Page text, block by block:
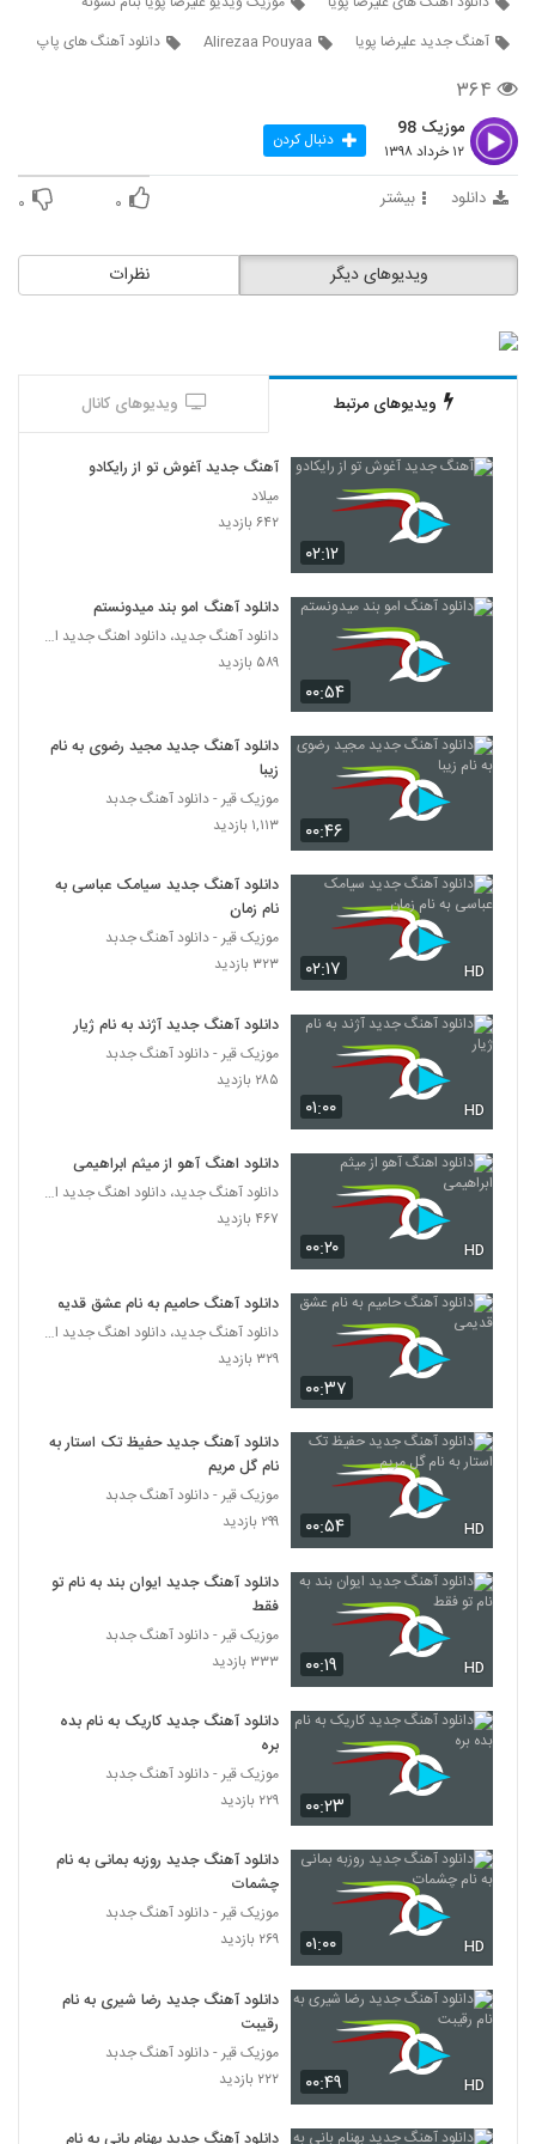
3712
3714
3715
دانلود آهنگ جدید و زیبای اکتاو با نام ستاره
۳۱۸ بازدید
آهنگ امید صادقی بنام رفیق نیمه راه
۲۹۰ بازدید
3718
دانلود آهنگ عباس رستمی کیا حس خاص
۲۵۰ بازدید
Amin Pour Safa Cheshme To
3720
دانلود آهنگ جدید و زیبای طاها مشرقی با نام
برای من بخند
آهنگ یکی یدونه از مهرداد سعیدی(پاپ)
۲۷۳ بازدید
دانلود آهنگ جدید و زیبای محمد ناصری با نام
جان من
۳۱۷ بازدید
3723
موزیک زیبای متاسفم عزیزم از حمید واحدی
میثم خالدی آهنگ عشق الکی نیست
3725
Hadi Eskandari Baroon Zade
۳۱۰ بازدید
موزیک زیبای شور عاشقانه از میرحسن آقازاده
3727
آهنگ حسین آر اچ بنام درگیرت نمیشم
3728
دانلود آهنگ محسن شهاب تو که باشی
(Mohsen Shahab To Ke Bashi)
۳۱۵ بازدید
دانلود آهنگ یوسف الهی به خودم اومدم
3730
حامد حامی آهنگ از یادت رفته
۳۵۸ بازدید
دانلود آهنگ جدید و زیبای حامد شیخ با نام دل
۳۴۳ بازدید
Orginaab Davoom Miaram
3733
Amir Dehestani Chera Raft
۲۷۹ بازدید
دانلود آهنگ جدید و زیبای علی عباسی با نام
آغوش
۴۳۴ بازدید
آهنگ جدید علیرضا پویا
Alirezaa Pouyaa دانلود آهنگ های پاپ
۳۶۴
موزیک 98
۱۲ خرداد ۱۳۹۸ دنبال کردن
دانلود بیشتر ۰ ۰
نظرات ویدیوهای دیگر
ویدیوهای مرتبط ویدیوهای کانال
۰۲:۱۲
آهنگ جدید آغوش تو از رایکادو
میلاد
۶۴۲ بازدید
۰۰:۵۴
دانلود آهنگ امو بند میدونستم
دانلود آهنگ جدید، دانلود اهنگ جدید ایرانی
۵۸۹ بازدید
۰۰:۴۶
دانلود آهنگ جدید مجید رضوی به نام
زیبا
موزیک قیر - دانلود آهنگ جدبد
۱,۱۱۳ بازدید
۰۲:۱۷ HD
دانلود آهنگ جدید سیامک عباسی به
نام زمان
موزیک قیر - دانلود آهنگ جدبد
۳۲۳ بازدید
۰۱:۰۰ HD
دانلود آهنگ جدید آژند به نام ژیار
موزیک قیر - دانلود آهنگ جدبد
۲۸۵ بازدید
۰۰:۲۰ HD
دانلود اهنگ آهو از میثم ابراهیمی
دانلود آهنگ جدید، دانلود اهنگ جدید ایرانی
۴۶۷ بازدید
۰۰:۳۷
دانلود آهنگ حامیم به نام عشق قدیمی
دانلود آهنگ جدید، دانلود اهنگ جدید ایرانی
۳۲۹ بازدید
۰۰:۵۴ HD
دانلود آهنگ جدید حفیظ تک استار به
نام گل مریم
موزیک قیر - دانلود آهنگ جدبد
۲۹۹ بازدید
۰۰:۱۹ HD
دانلود آهنگ جدید ایوان بند به نام تو
فقط
موزیک قیر - دانلود آهنگ جدبد
۳۳۳ بازدید
۰۰:۲۳
دانلود آهنگ جدید کاریک به نام بده
بره
موزیک قیر - دانلود آهنگ جدبد
۲۲۹ بازدید
۰۱:۰۰ HD
دانلود آهنگ جدید روزبه بمانی به نام
چشمات
موزیک قیر - دانلود آهنگ جدبد
۲۶۹ بازدید
۰۰:۴۹ HD
دانلود آهنگ جدید رضا شیری به نام
رقیبت
موزیک قیر - دانلود آهنگ جدبد
۲۲۲ بازدید